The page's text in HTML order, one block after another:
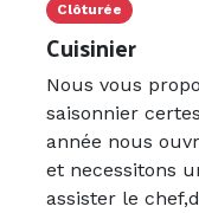
Cadre agréable
estivale
Clôturée
Cuisinier
Nous vous
saisonnier
année nous
et necessitons
assister le